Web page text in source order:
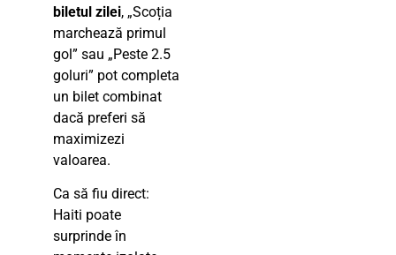
biletul zilei, „Scoția
marchează primul
gol” sau „Peste 2.5
goluri” pot completa
un bilet combinat
dacă preferi să
maximizezi
valoarea.
Ca să fiu direct:
Haiti poate
surprinde în